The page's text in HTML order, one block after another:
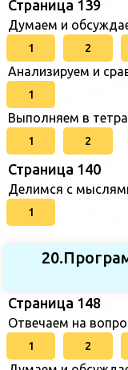
Страница 139
Думаем и
1 2
Анализируем и
1
Выполняем в
1 2
Страница 140
Делимся с
1
Страница 148
Отвечаем на
1 2